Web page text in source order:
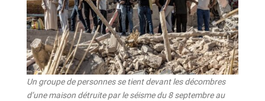
Un groupe de personnes se tient devant les décombres
d’une maison détruite par le séisme du 8 septembre au